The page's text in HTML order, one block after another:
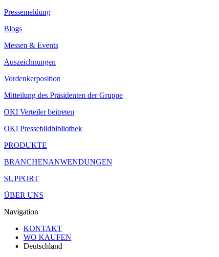
Pressemeldung
Blogs
Messen & Events
Auszeichnungen
Vordenkerposition
Mitteilung des Präsidenten der Gruppe
OKI Verteiler beitreten
OKI Pressebildbibliothek
PRODUKTE
BRANCHENANWENDUNGEN
SUPPORT
ÜBER UNS
Navigation
KONTAKT
WO KAUFEN
Deutschland